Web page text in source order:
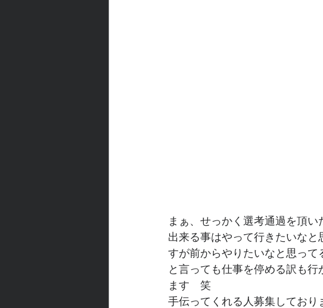
まぁ、せっかく選考通過を頂
出来る事はやって行きたいな
すが前からやりたいなと思って
と言っても仕事を停める訳も
ます　笑
手伝ってくれる人募集しており